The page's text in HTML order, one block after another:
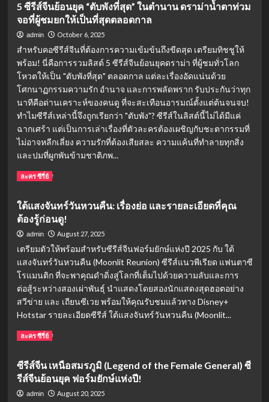
ความ
นิยม
ทั่ว
โลก!
เรื่อง
ย่อ
อริ
ลิขิต
ใจ
(Fated
Hearts)
ซี
ฟอร์ม
ยักษ์
นำ
หลี่
และ
เจ๋อ
หย่วน
5 ซีรีส์จีนย้อนยุค “ตับพังที่สุด” ในตำนาน ดราม่าน้ำตาท่วม
จอที่ผู้ชมยกให้เป็นที่สุดตลอดกาล
admin October 6, 2025
สำหรับคอซีรีส์จีนที่ต้องการความเข้มข้นถึงขีดสุด เตรียมทิชชูให้
พร้อม! นี่คือการรวมลิสต์ 5 ซีรีส์จีนย้อนยุคดราม่า ที่ผู้ชมทั่วโลก
โหวตให้เป็น "ตับพังที่สุด" ตลอดกาล แต่ละเรื่องอัดแน่นด้วย
โศกนาฏกรรมความรัก อำนาจ และการพลัดพราก รับประกันว่าทุก
นาทีคือด่านเคราะห์ของคนดู ที่จะสะเทือนอารมณ์ตั้งแต่ต้นจนจบ!
ทำไมซีรีส์เหล่านี้จึงถูกเรียกว่า "ตับพัง"? ซีรีส์ในลิสต์นี้ไม่ได้มีแค่
ฉากเศร้า แต่เป็นการเล่าเรื่องที่ตัวละครต้องเผชิญกับชะตากรรมที่
ไม่อาจหลีกเลี่ยง ความรักที่ต้องเสียสละ ความแค้นที่ทำลายทุกสิ่ง
และปมที่ผูกพันข้ามชาติภพ...
Read MoreRead
5
ซี
รีส์
ย้อน
ยุค
“ตับ
พัง
ที่สุด”
ดรา
ตา
ท่วม
จอ
ละคร ซีรี่ย์
ใต้แสงจันทร์วันหวนคืน: เรื่องย่อ และรายละเอียดที่คุณ
ต้องรู้ก่อนดู!
admin August 27, 2025
เตรียมตัวให้พร้อมสำหรับซีรีส์จีนฟอร์มยักษ์แห่งปี 2025 กับ ใต้
แสงจันทร์วันหวนคืน (Moonlit Reunion) ซีรีส์แนวพีเรียด แฟนตาซี
โรแมนติก ที่จะพาคุณดำดิ่งสู่โลกที่เต็มไปด้วยความลับและการ
ต่อสู้ระหว่างสองเผ่าพันธุ์ นำแสดงโดยสองนักแสดงสุดฮอตอย่าง
สวีข่าย และ เถียนซีเวย พร้อมให้คุณรับชมแล้วทาง Disney+
Hotstar รายละเอียดซีรีส์ ใต้แสงจันทร์วันหวนคืน (Moonlit...
Read MoreRead
ใต้
แสงจันทร์
วัน
ละคร ซีรี่ย์
ซีรีส์จีน เหนือสมรภูมิ (Legend of the Female General) ซี
รีส์จีนย้อนยุค ฟอร์มยักษ์แห่งปี!
admin August 20, 2025